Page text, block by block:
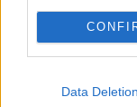
Data Deletion
0962 Oslo
Åpningstider
Sentralbord mandag-